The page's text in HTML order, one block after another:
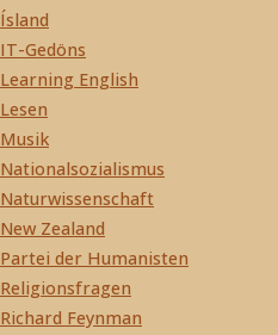
Ísland
IT-Gedöns
Learning English
Lesen
Musik
Nationalsozialismus
Naturwissenschaft
New Zealand
Partei der Humanisten
Religionsfragen
Richard Feynman